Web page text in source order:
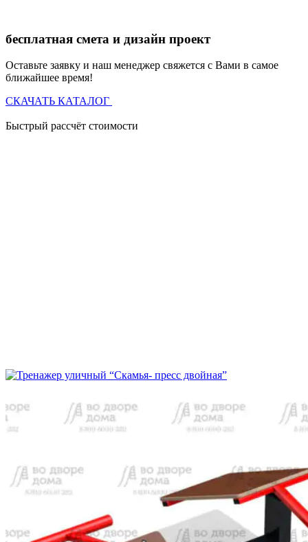
бесплатная смета и дизайн проект
Оставьте заявку и наш менеджер свяжется с Вами в самое
ближайшее время!
СКАЧАТЬ КАТАЛОГ
Быстрый рассчёт стоимости